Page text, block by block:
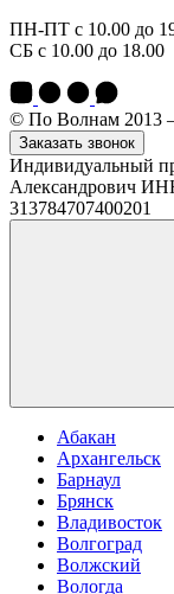
ПН-ПТ с 10.00 до
СБ с 10.00 до 18.00
© По Волнам 2013
Заказать звонок
Индивидуальный
Александрович
313784707400201
Абакан
Архангельск
Барнаул
Брянск
Владивосток
Волгоград
Волжский
Вологда